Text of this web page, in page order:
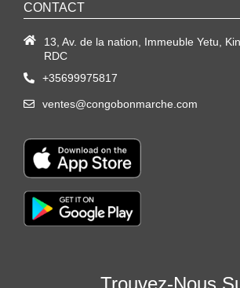
CONTACT
13, Av. de la nation, Immeuble Yetu,
RDC
+35699975817
ventes@congobonmarche.com
Trouvez-Nous